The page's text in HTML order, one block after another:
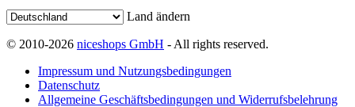
Land ändern
© 2010-2026 niceshops GmbH - All rights reserved.
Impressum und Nutzungsbedingungen
Datenschutz
Allgemeine Geschäftsbedingungen und Widerrufsbelehrung